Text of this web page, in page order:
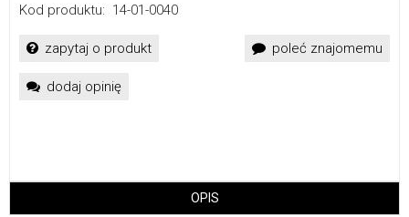
Kod produktu: 14-01-0040
zapytaj o produkt poleć znajomemu
dodaj opinię
OPIS